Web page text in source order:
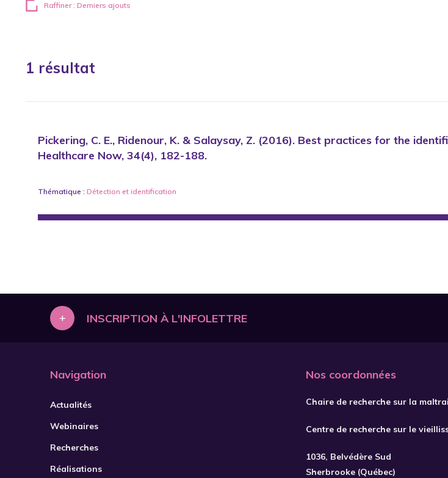
Raffiner : Derniers ajouts
1 résultat
Pickering, C. E., Ridenour, K. & Salaysay, Z. (2016). Best practices for the
Healthcare Now, 34(4), 182-188.
Thématique : Détection et identification
+ INSCRIPTION À L'INFOLETTRE
Navigation
Actualités
Webinaires
Recherches
Réalisations
Nos coordonnées
Chaire de recherche sur la
Centre de recherche sur le
1036, Belvédère Sud
Sherbrooke (Québec)